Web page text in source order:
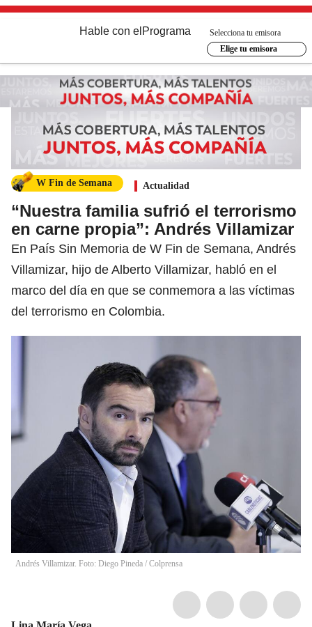
Hable con el Programa
Selecciona tu emisora
Elige tu emisora
W Fin de Semana Actualidad
“Nuestra familia sufrió el terrorismo
en carne propia”: Andrés Villamizar
En País Sin Memoria de W Fin de Semana, Andrés
Villamizar, hijo de Alberto Villamizar, habló en el
marco del día en que se conmemora a las víctimas
del terrorismo en Colombia.
Andrés Villamizar. Foto: Diego Pineda / Colprensa